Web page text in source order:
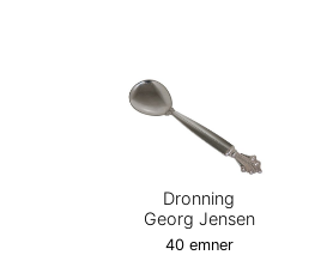
Dronning
Georg Jensen
40 emner